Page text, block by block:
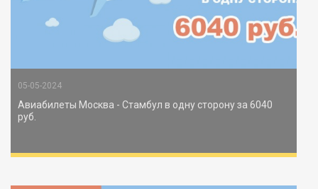
05-05-2024
Авиабилеты Москва - Стамбул в одну сторону за 6040
руб.